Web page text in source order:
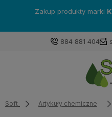
Zakup produkty marki
884 881 404
Soft Artykuły chemiczne